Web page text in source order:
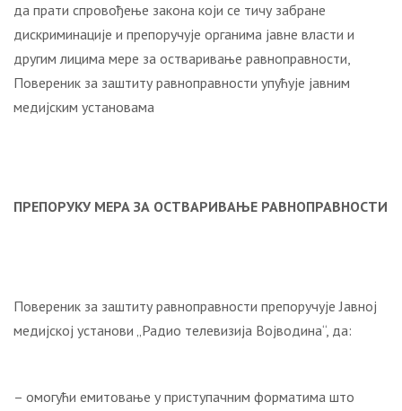
да прати спровођење закона који се тичу забране
дискриминације и препоручује органима јавне власти и
другим лицима мере за остваривање равноправности,
Повереник за заштиту равноправности упућује јавним
медијским установама
ПРЕПОРУКУ МЕРА ЗА ОСТВАРИВАЊЕ РАВНОПРАВНОСТИ
Повереник за заштиту равноправности препоручује Јавној
медијској установи „Радио телевизија Војводина“, да:
– омогући емитовање у приступачним форматима што